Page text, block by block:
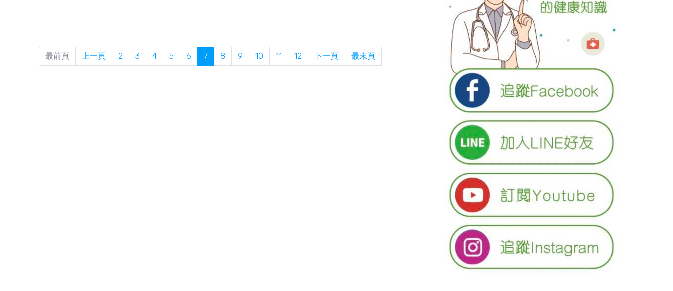
最前頁 上一頁 2 3 4 5 6 7 8 9 10 11 12 下一頁 最末頁